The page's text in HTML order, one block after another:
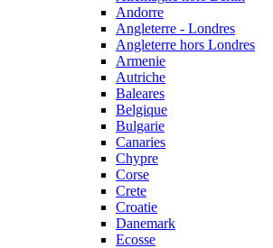
Andorre
Angleterre - Londres
Angleterre hors Londres
Armenie
Autriche
Baleares
Belgique
Bulgarie
Canaries
Chypre
Corse
Crete
Croatie
Danemark
Ecosse